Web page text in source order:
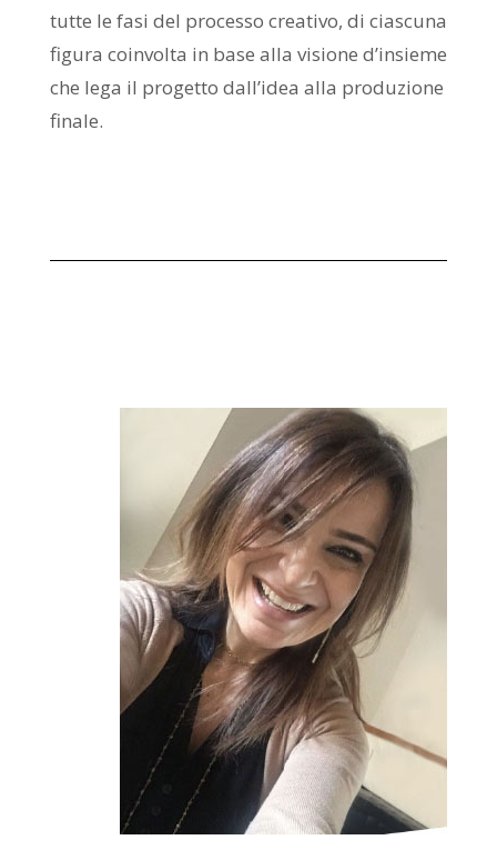
tutte le fasi del processo creativo, di ciascuna
figura coinvolta in base alla visione d’insieme
che lega il progetto dall’idea alla produzione
finale.